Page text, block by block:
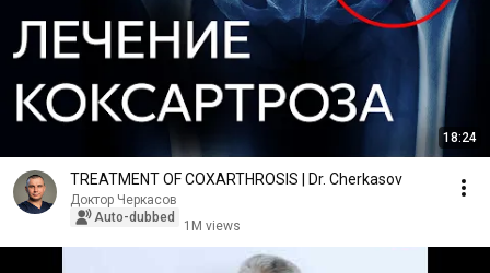
18:24
TREATMENT OF COXARTHROSIS | Dr. Cherkasov
Доктор Черкасов
Auto-dubbed
1M views